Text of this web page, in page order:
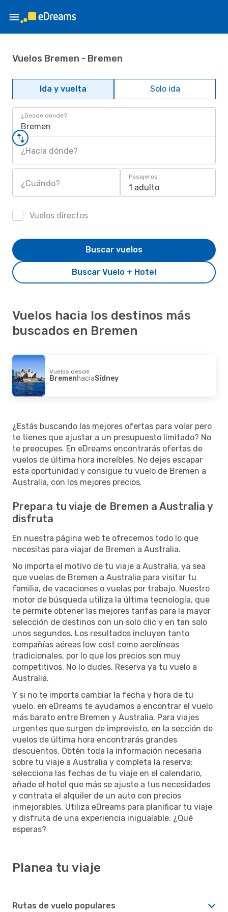
Vuelos Bremen - Bremen
Ida y vuelta Solo ida
¿Desde dónde?
Bremen
¿Hacia dónde?
¿Cuándo?
Pasajeros
1 adulto
Vuelos directos
Buscar Vuelo + Hotel
Buscar vuelos
Vuelos hacia los destinos más
buscados en Bremen
Vuelos desde
BremenhaciaSídney
¿Estás buscando las mejores ofertas para volar pero
te tienes que ajustar a un presupuesto limitado? No
te preocupes. En eDreams encontrarás ofertas de
vuelos de última hora increíbles. No dejes escapar
esta oportunidad y consigue tu vuelo de Bremen a
Australia, con los mejores precios.
Prepara tu viaje de Bremen a Australia y
disfruta
En nuestra página web te ofrecemos todo lo que
necesitas para viajar de Bremen a Australia.
No importa el motivo de tu viaje a Australia, ya sea
que vuelas de Bremen a Australia para visitar tu
familia, de vacaciones o vuelas por trabajo. Nuestro
motor de búsqueda utiliza la última tecnología, que
te permite obtener las mejores tarifas para la mayor
selección de destinos con un solo clic y en tan solo
unos segundos. Los resultados incluyen tanto
compañías aéreas low cost como aerolíneas
tradicionales, por lo que los precios son muy
competitivos. No lo dudes. Reserva ya tu vuelo a
Australia.
Y si no te importa cambiar la fecha y hora de tu
vuelo, en eDreams te ayudamos a encontrar el vuelo
más barato entre Bremen y Australia. Para viajes
urgentes que surgen de imprevisto, en la sección de
vuelos de última hora encontrarás grandes
descuentos. Obtén toda la información necesaria
sobre tu viaje a Australia y completa la reserva:
selecciona las fechas de tu viaje en el calendario,
añade el hotel que más se ajuste a tus necesidades
y contrata el alquiler de un auto con precios
inmejorables. Utiliza eDreams para planificar tu viaje
y disfruta de una experiencia inigualable. ¿Qué
esperas?
Planea tu viaje
Rutas de vuelo populares